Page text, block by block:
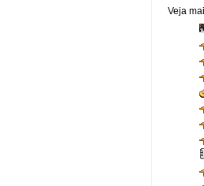
Veja